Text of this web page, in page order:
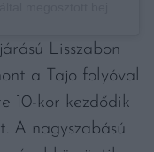
Lisszabon
a Tajo folyóval
10-kor kezdődik
A nagyszabású